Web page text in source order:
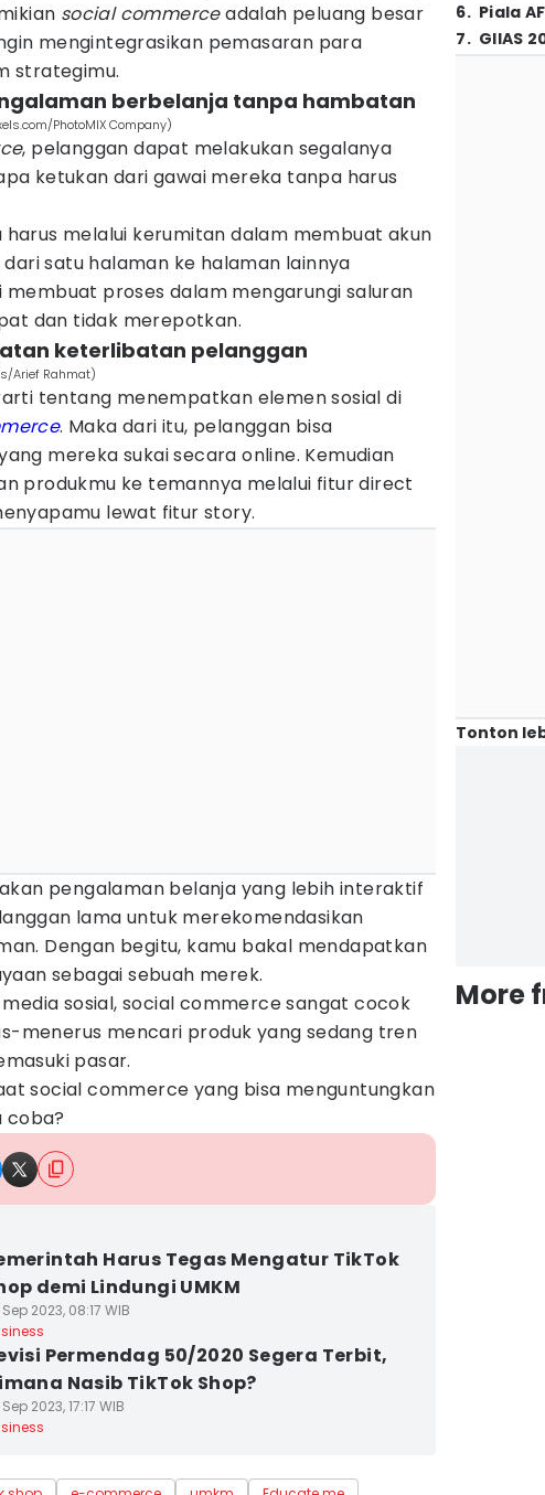
social commerceadalah peluang besar
mengintegrasikan pemasaran para
strategimu.
berbelanja tanpa hambatan
PhotoMIX Company)
, pelanggan dapat melakukan segalanya
ketukan dari gawai mereka tanpa harus
harus melalui kerumitan dalam membuat akun
satu halaman ke halaman lainnya
membuat proses dalam mengarungi saluran
dan tidak merepotkan.
keterlibatan pelanggan
Arief Rahmat)
tentang menempatkan elemen sosial di
. Maka dari itu, pelanggan bisa
mereka sukai secara online. Kemudian
produkmu ke temannya melalui fitur direct
lewat fitur story.
pengalaman belanja yang lebih interaktif
lama untuk merekomendasikan
Dengan begitu, kamu bakal mendapatkan
sebagai sebuah merek.
sosial, social commerce sangat cocok
menerus mencari produk yang sedang tren
pasar.
social commerce yang bisa menguntungkan
coba?
Harus Tegas Mengatur TikTok
demi Lindungi UMKM
2023, 08:17 WIB
Permendag 50/2020 Segera Terbit,
Nasib TikTok Shop?
2023, 17:17 WIB
6. Piala
7. GIIAS
Tonton
More